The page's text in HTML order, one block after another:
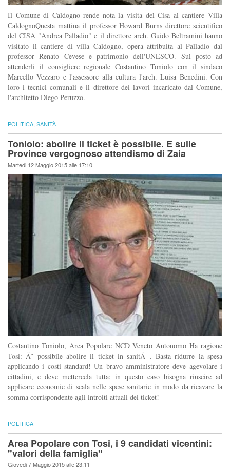
Il Comune di Caldogno rende nota la visita del Cisa al cantiere Villa
CaldognoQuesta mattina il professor Howard Burns direttore scientifico
del CISA "Andrea Palladio" e il direttore arch. Guido Beltramini hanno
visitato il cantiere di villa Caldogno, opera attribuita al Palladio dal
professor Renato Cevese e patrimonio dell'UNESCO. Sul posto ad
attenderli il consigliere regionale Costantino Toniolo con il sindaco
Marcello Vezzaro e l'assessore alla cultura l'arch. Luisa Benedini. Con
loro i tecnici comunali e il direttore dei lavori incaricato dal Comune,
l'architetto Diego Peruzzo.
POLITICA SANITÀ
Toniolo: abolire il ticket è possibile. E sulle
Province vergognoso attendismo di Zaia
Martedi 12 Maggio 2015 alle 17:10
Costantino Toniolo, Area Popolare NCD Veneto Autonomo Ha ragione
Tosi: Ã¨ possibile abolire il ticket in sanitÃ . Basta ridurre la spesa
applicando i costi standard! Un bravo amministratore deve agevolare i
cittadini, e deve mettercela tutta: in questo caso bisogna riuscire ad
applicare economie di scala nelle spese sanitarie in modo da ricavare la
somma corrispondente agli introiti attuali dei ticket!
POLITICA
Area Popolare con Tosi, i 9 candidati vicentini:
"valori della famiglia"
Giovedi 7 Maggio 2015 alle 23:11